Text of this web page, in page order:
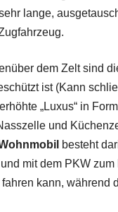
lange,
dem Zelt sind
ist (Kann
„Luxus“ in
und
besteht
mit dem PKW
kann, während